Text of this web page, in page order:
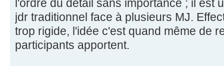
l'ordre du détail sans importance ; il est
jdr traditionnel face à plusieurs MJ.
trop rigide, l'idée c'est quand même de
participants apportent.